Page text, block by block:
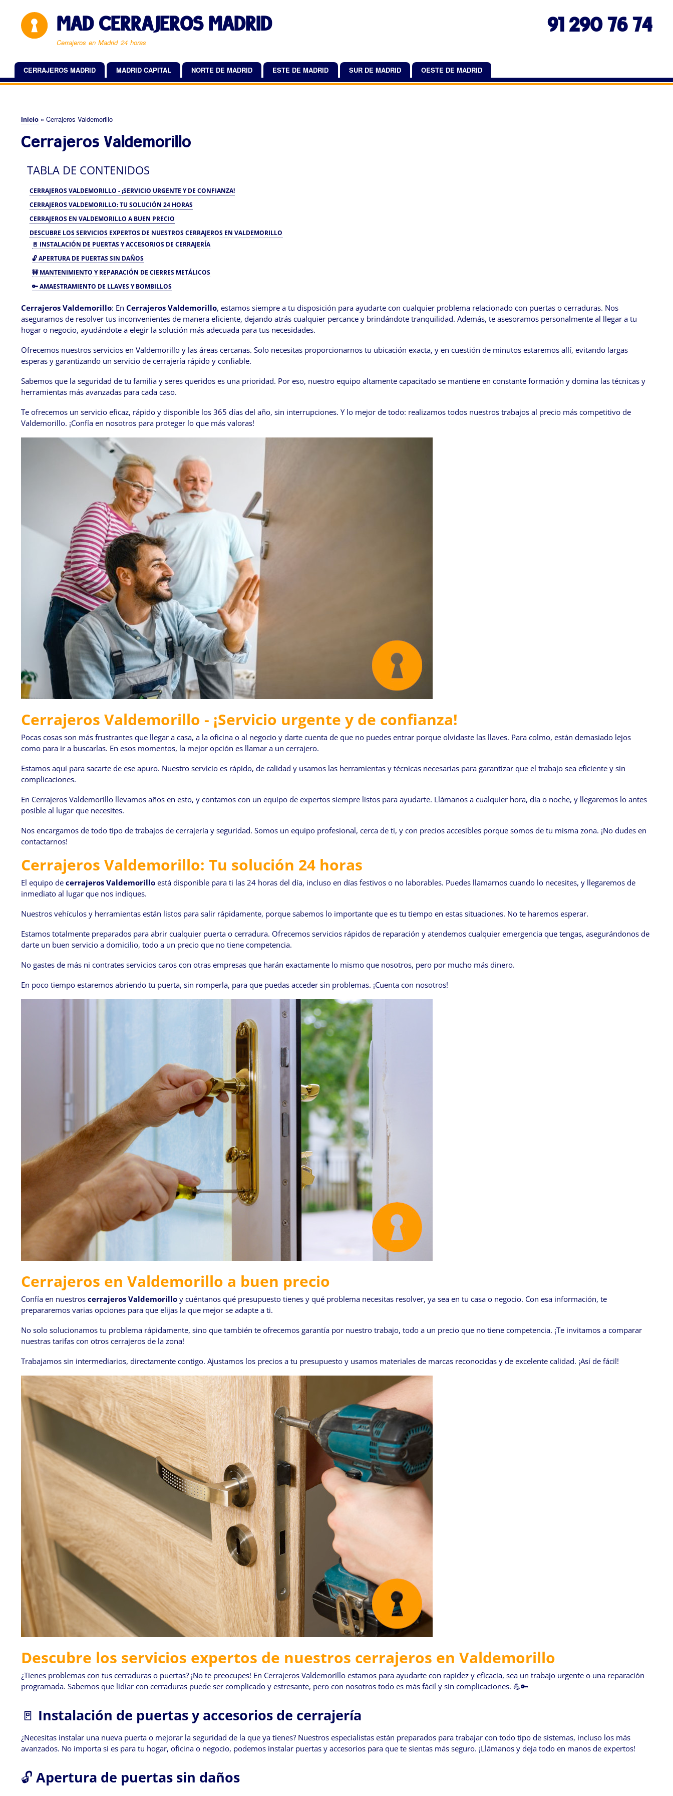
MAD CERRAJEROS MADRID
Cerrajeros en Madrid 24 horas
91 290 76 74
Navegación
principal
CERRAJEROS MADRID MADRID CAPITAL NORTE DE MADRID ESTE DE MADRID SUR DE MADRID OESTE DE MADRID
Sobrescribir
enlaces
ayuda
la
navegación
Inicio Cerrajeros Valdemorillo
Cerrajeros Valdemorillo
TABLA DE CONTENIDOS
CERRAJEROS VALDEMORILLO - ¡SERVICIO URGENTE Y DE CONFIANZA!
CERRAJEROS VALDEMORILLO: TU SOLUCIÓN 24 HORAS
CERRAJEROS EN VALDEMORILLO A BUEN PRECIO
DESCUBRE LOS SERVICIOS EXPERTOS DE NUESTROS CERRAJEROS EN VALDEMORILLO
🚪 INSTALACIÓN DE PUERTAS Y ACCESORIOS DE CERRAJERÍA
🔓APERTURA DE PUERTAS SIN DAÑOS
🚧MANTENIMIENTO Y REPARACIÓN DE CIERRES METÁLICOS
🔑AMAESTRAMIENTO DE LLAVES Y BOMBILLOS
Cerrajeros Valdemorillo: En Cerrajeros Valdemorillo, estamos siempre a tu disposición para ayudarte con cualquier problema relacionado con puertas o cerraduras. Nos
aseguramos de resolver tus inconvenientes de manera eficiente, dejando atrás cualquier percance y brindándote tranquilidad. Además, te asesoramos personalmente al llegar a tu
hogar o negocio, ayudándote a elegir la solución más adecuada para tus necesidades.
Ofrecemos nuestros servicios en Valdemorillo y las áreas cercanas. Solo necesitas proporcionarnos tu ubicación exacta, y en cuestión de minutos estaremos allí, evitando largas
esperas y garantizando un servicio de cerrajería rápido y confiable.
Sabemos que la seguridad de tu familia y seres queridos es una prioridad. Por eso, nuestro equipo altamente capacitado se mantiene en constante formación y domina las técnicas y
herramientas más avanzadas para cada caso.
Te ofrecemos un servicio eficaz, rápido y disponible los 365 días del año, sin interrupciones. Y lo mejor de todo: realizamos todos nuestros trabajos al precio más competitivo de
Valdemorillo. ¡Confía en nosotros para proteger lo que más valoras!
Cerrajeros Valdemorillo - ¡Servicio urgente y de confianza!
Pocas cosas son más frustrantes que llegar a casa, a la oficina o al negocio y darte cuenta de que no puedes entrar porque olvidaste las llaves. Para colmo, están demasiado lejos
como para ir a buscarlas. En esos momentos, la mejor opción es llamar a un cerrajero.
Estamos aquí para sacarte de ese apuro. Nuestro servicio es rápido, de calidad y usamos las herramientas y técnicas necesarias para garantizar que el trabajo sea eficiente y sin
complicaciones.
En Cerrajeros Valdemorillo llevamos años en esto, y contamos con un equipo de expertos siempre listos para ayudarte. Llámanos a cualquier hora, día o noche, y llegaremos lo antes
posible al lugar que necesites.
Nos encargamos de todo tipo de trabajos de cerrajería y seguridad. Somos un equipo profesional, cerca de ti, y con precios accesibles porque somos de tu misma zona. ¡No dudes en
contactarnos!
Cerrajeros Valdemorillo: Tu solución 24 horas
El equipo de cerrajeros Valdemorillo está disponible para ti las 24 horas del día, incluso en días festivos o no laborables. Puedes llamarnos cuando lo necesites, y llegaremos de
inmediato al lugar que nos indiques.
Nuestros vehículos y herramientas están listos para salir rápidamente, porque sabemos lo importante que es tu tiempo en estas situaciones. No te haremos esperar.
Estamos totalmente preparados para abrir cualquier puerta o cerradura. Ofrecemos servicios rápidos de reparación y atendemos cualquier emergencia que tengas, asegurándonos de
darte un buen servicio a domicilio, todo a un precio que no tiene competencia.
No gastes de más ni contrates servicios caros con otras empresas que harán exactamente lo mismo que nosotros, pero por mucho más dinero.
En poco tiempo estaremos abriendo tu puerta, sin romperla, para que puedas acceder sin problemas. ¡Cuenta con nosotros!
Cerrajeros en Valdemorillo a buen precio
Confía en nuestros cerrajeros Valdemorillo y cuéntanos qué presupuesto tienes y qué problema necesitas resolver, ya sea en tu casa o negocio. Con esa información, te
prepararemos varias opciones para que elijas la que mejor se adapte a ti.
No solo solucionamos tu problema rápidamente, sino que también te ofrecemos garantía por nuestro trabajo, todo a un precio que no tiene competencia. ¡Te invitamos a comparar
nuestras tarifas con otros cerrajeros de la zona!
Trabajamos sin intermediarios, directamente contigo. Ajustamos los precios a tu presupuesto y usamos materiales de marcas reconocidas y de excelente calidad. ¡Así de fácil!
Descubre los servicios expertos de nuestros cerrajeros en Valdemorillo
¿Tienes problemas con tus cerraduras o puertas? ¡No te preocupes! En Cerrajeros Valdemorillo estamos para ayudarte con rapidez y eficacia, sea un trabajo urgente o una reparación
programada. Sabemos que lidiar con cerraduras puede ser complicado y estresante, pero con nosotros todo es más fácil y sin complicaciones. 💪🔑
🚪 Instalación de puertas y accesorios de cerrajería
¿Necesitas instalar una nueva puerta o mejorar la seguridad de la que ya tienes? Nuestros especialistas están preparados para trabajar con todo tipo de sistemas, incluso los más
avanzados. No importa si es para tu hogar, oficina o negocio, podemos instalar puertas y accesorios para que te sientas más seguro. ¡Llámanos y deja todo en manos de expertos!
🔓 Apertura de puertas sin daños